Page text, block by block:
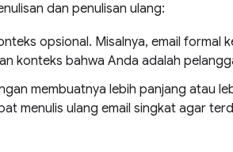
dan penulisan ulang:
opsional. Misalnya, email formal
konteks bahwa Anda adalah
membuatnya lebih panjang atau
menulis ulang email singkat agar